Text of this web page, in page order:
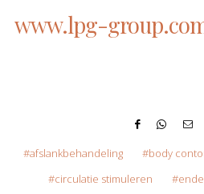
www.lpg-
afslankbehandeling body
circulatie stimuleren